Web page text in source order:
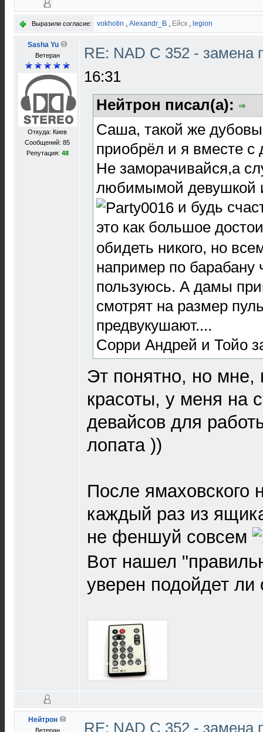
Выразили согласие: vokhotin , Alexandr_B , Ейск , legion
Sasha Yu
Ветеран
Откуда: Киев
Сообщений: 85
Репутация: 48
RE: NAD C 352 - замена
16:31
Нейтрон писал(а):
Саша, такой же
приобрёл и я вместе с
Не заморачивайся,а
любимымой девушкой
и будь
это как большое
обидеть никого, но
например по барабану
пользуюсь. А дамы
смотрят на размер
предвукушают....
Сорри Андрей и Тойо
Эт понятно, но мне,
красоты, у меня на
девайсов для
лопата ))
После ямаховского
каждый раз из
не феншуй совсем
Вот нашел
уверен подойдет ли
Нейтрон
Ветеран RE: NAD C 352 - замена